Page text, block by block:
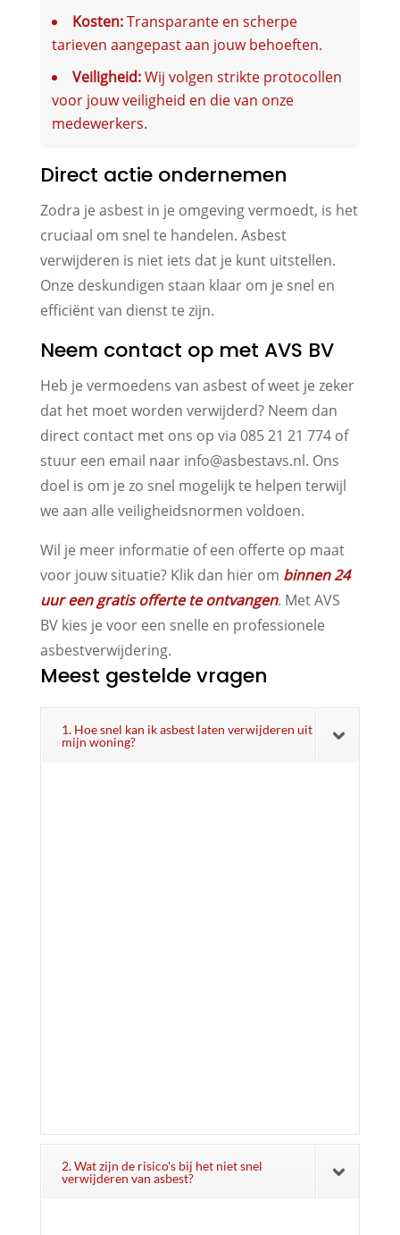
Kosten:Transparante en scherpe
tarieven aangepast aan jouw behoeften.
Veiligheid:Wij volgen strikte protocollen
voor jouw veiligheid en die van onze
medewerkers.
Direct actie ondernemen
Zodra je asbest in je omgeving vermoedt, is het
cruciaal om snel te handelen. Asbest
verwijderen is niet iets dat je kunt uitstellen.
Onze deskundigen staan klaar om je snel en
efficiënt van dienst te zijn.
Neem contact op met AVS BV
Heb je vermoedens van asbest of weet je zeker
dat het moet worden verwijderd? Neem dan
direct contact met ons op via 085 21 21 774 of
stuur een email naar info@asbestavs.nl. Ons
doel is om je zo snel mogelijk te helpen terwijl
we aan alle veiligheidsnormen voldoen.
Wil je meer informatie of een offerte op maat
voor jouw situatie? Klik dan hier om binnen 24
uur een gratis offerte te ontvangen. Met AVS
BV kies je voor een snelle en professionele
asbestverwijdering.
Meest gestelde vragen
1. Hoe snel kan ik asbest laten verwijderen uit
mijn woning?
2. Wat zijn de risico's bij het niet snel
verwijderen van asbest?